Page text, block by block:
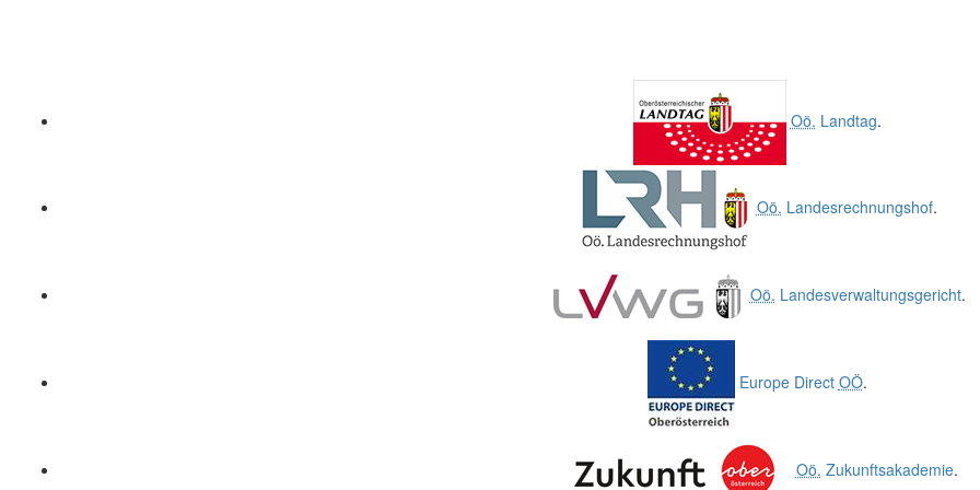
Oö. Landtag.
Oö. Landesrechnungshof.
Oö. Landesverwaltungsgericht.
Europe Direct OÖ.
Oö. Zukunftsakademie.